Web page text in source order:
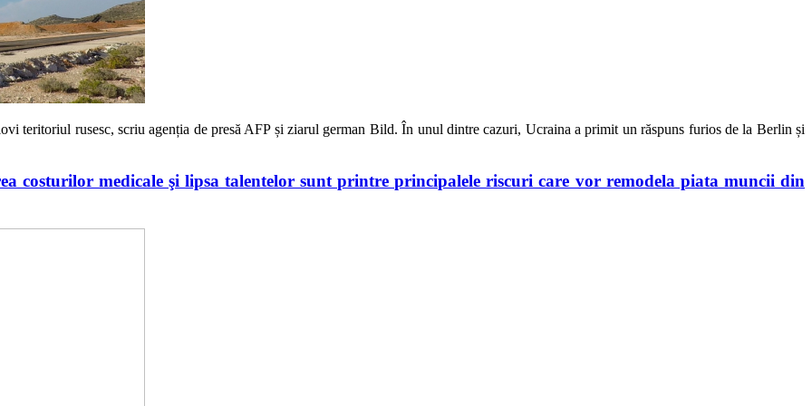
teritoriul rusesc, scriu agenția de presă AFP și ziarul german Bild. În unul dintre cazuri, Ucraina a primit un răspuns furios de la Berlin și
costurilor medicale şi lipsa talentelor sunt printre principalele riscuri care vor remodela piata muncii din